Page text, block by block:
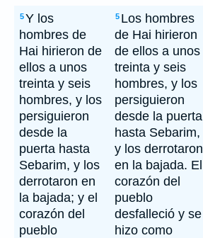
5Y los
hombres de
Hai hirieron de
ellos a unos
treinta y seis
hombres, y los
persiguieron
desde la
puerta hasta
Sebarim, y los
derrotaron en
la bajada; y el
corazón del
pueblo
5 Los hombres
de Hai hirieron
de ellos a unos
treinta y seis
hombres, y los
persiguieron
desde la puerta
hasta Sebarim,
y los derrotaron
en la bajada. El
corazón del
pueblo
desfalleció y se
hizo como